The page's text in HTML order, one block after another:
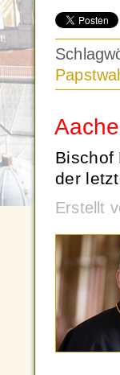
Bischof
der
Erstellt